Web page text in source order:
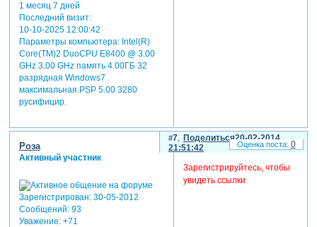
1 месяц 7 дней
Последний визит:
10-10-2025 12:00:42
Параметры компьютера:Intel(R)
Core(TM)2 DuoCPU E8400 @ 3.00
GHz 3.00 GHz память 4.00ГБ 32
разрядная Windows7
максимальная.PSP 5.00 3280
русифицир.
Поделиться
7
20-02-2014
21:51:42
Роза
Активный участник
Зарегистрирован: 30-05-2012
Сообщений:93
Уважение: +71
Зарегистрируйтесь, чтобы
увидеть ссылки
0